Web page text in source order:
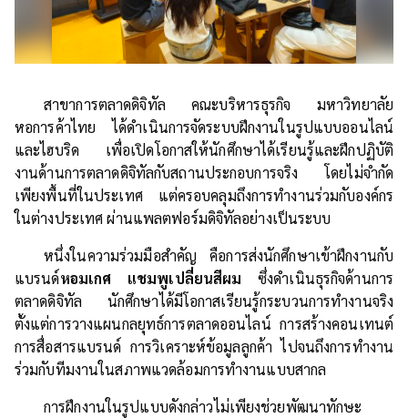
สาขาการตลาดดิจิทัล คณะบริหารธุรกิจ มหาวิทยาลัย
หอการค้าไทย ได้ดำเนินการจัดระบบฝึกงานในรูปแบบออนไลน์
และไฮบริด เพื่อเปิดโอกาสให้นักศึกษาได้เรียนรู้และฝึกปฏิบัติ
งานด้านการตลาดดิจิทัลกับสถานประกอบการจริง โดยไม่จำกัด
เพียงพื้นที่ในประเทศ แต่ครอบคลุมถึงการทำงานร่วมกับองค์กร
ในต่างประเทศ ผ่านแพลตฟอร์มดิจิทัลอย่างเป็นระบบ
หนึ่งในความร่วมมือสำคัญ คือการส่งนักศึกษาเข้าฝึกงานกับ
แบรนด์หอมเกศ แชมพูเปลี่ยนสีผม ซึ่งดำเนินธุรกิจด้านการ
ตลาดดิจิทัล นักศึกษาได้มีโอกาสเรียนรู้กระบวนการทำงานจริง
ตั้งแต่การวางแผนกลยุทธ์การตลาดออนไลน์ การสร้างคอนเทนต์
การสื่อสารแบรนด์ การวิเคราะห์ข้อมูลลูกค้า ไปจนถึงการทำงาน
ร่วมกับทีมงานในสภาพแวดล้อมการทำงานแบบสากล
การฝึกงานในรูปแบบดังกล่าวไม่เพียงช่วยพัฒนาทักษะ